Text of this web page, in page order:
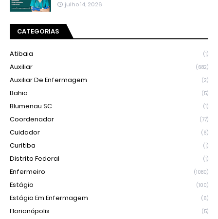
julho 14, 2026
CATEGORIAS
Atibaia (1)
Auxiliar (682)
Auxiliar De Enfermagem (2)
Bahia (5)
Blumenau SC (1)
Coordenador (77)
Cuidador (6)
Curitiba (1)
Distrito Federal (1)
Enfermeiro (1080)
Estágio (100)
Estágio Em Enfermagem (6)
Florianópolis (5)